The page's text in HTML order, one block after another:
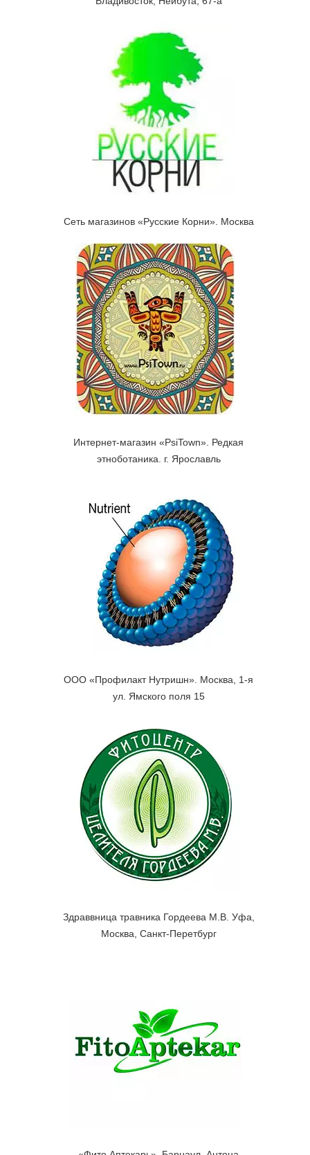
Сеть магазинов «Русские Корни». Москва
Интернет-магазин «PsiTown». Редкая
этноботаника. г. Ярославль
ООО «Профилакт Нутришн». Москва, 1-я
ул. Ямского поля 15
Здраввница травника Гордеева М.В. Уфа,
Москва, Санкт-Перетбург